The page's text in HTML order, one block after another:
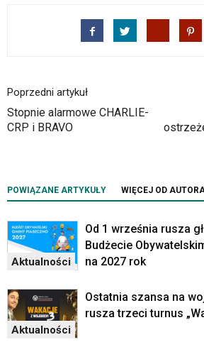
wyposażone
dedykowane
danej
Poprzedni artykuł
Stopnie alarmowe CHARLIE-
CRP i BRAVO
POWIĄZANE ARTYKUŁY WIĘCEJ OD
Aktualności
Od 1 września rusza
Budżecie
na 2027 rok
Aktualności
Ostatnia szansa na
rusza trzeci turnus